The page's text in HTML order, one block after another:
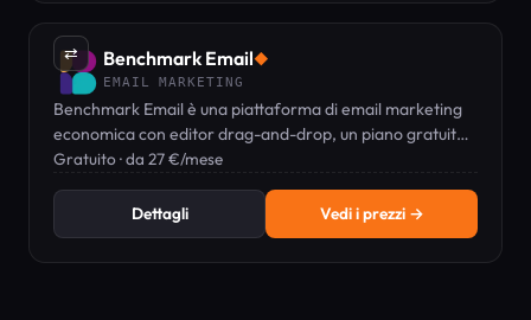
⇄ Benchmark Email◆
EMAIL MARKETING
Benchmark Email è una piattaforma di email marketing
economica con editor drag-and-drop, un piano gratuito
e piani a pagamento a partire da 27 €/mese.
Gratuito · da 27 €/mese
Dettagli Vedi i prezzi →